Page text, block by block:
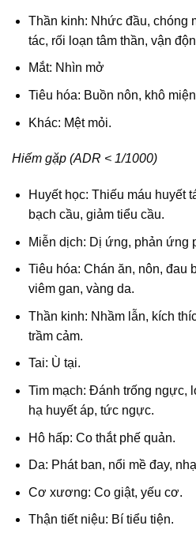
Thần kinh: Nhức đầu, chóng
tác, rối loạn tâm thần, vận
Mắt: Nhìn mở
Tiêu hóa: Buồn nôn, khô
Khác: Mệt mỏi.
Hiếm gặp (ADR < 1/1000)
Huyết học: Thiếu máu huyết
bạch cầu, giảm tiểu cầu.
Miễn dịch: Dị ứng, phản ứng
Tiêu hóa: Chán ăn, nôn, đau
viêm gan, vàng da.
Thần kinh: Nhầm lẫn, kích
trầm cảm.
Tai: Ù tại.
Tim mạch: Đánh trống ngực,
hạ huyết áp, tức ngực.
Hô hấp: Co thắt phế quản.
Da: Phát ban, nổi mề đay,
Cơ xương: Co giật, yếu cơ.
Thận tiết niệu: Bí tiểu tiện.